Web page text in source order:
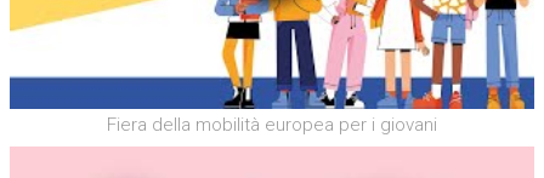
Fiera della mobilità europea per i giovani